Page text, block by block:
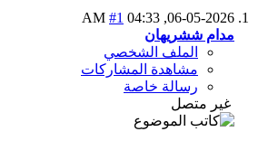
06-05-2026,
04:33 AM
#1
مدام ششريهان
الملف الشخصي
مشاهدة المشاركات
رسالة خاصة
غير متصل